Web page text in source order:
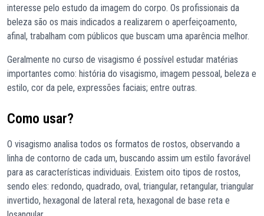
interesse pelo estudo da imagem do corpo. Os profissionais da
beleza são os mais indicados a realizarem o aperfeiçoamento,
afinal, trabalham com públicos que buscam uma aparência melhor.
Geralmente no curso de visagismo é possível estudar matérias
importantes como: história do visagismo, imagem pessoal, beleza e
estilo, cor da pele, expressões faciais; entre outras.
Como usar?
O visagismo analisa todos os formatos de rostos, observando a
linha de contorno de cada um, buscando assim um estilo favorável
para as características individuais. Existem oito tipos de rostos,
sendo eles: redondo, quadrado, oval, triangular, retangular, triangular
invertido, hexagonal de lateral reta, hexagonal de base reta e